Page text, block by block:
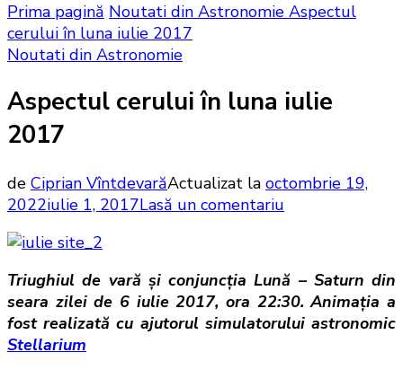
Prima pagină Noutati din Astronomie Aspectul
cerului în luna iulie 2017
Noutati din Astronomie
Aspectul cerului în luna iulie
2017
de Ciprian VîntdevarăActualizat la octombrie 19,
2022iulie 1, 2017Lasă un comentariu
în
luna
iulie
2017
Triughiul de vară şi conjuncţia Lună – Saturn din
seara zilei de 6 iulie 2017, ora 22:30. Animaţia a
fost realizată cu ajutorul simulatorului astronomic
Stellarium